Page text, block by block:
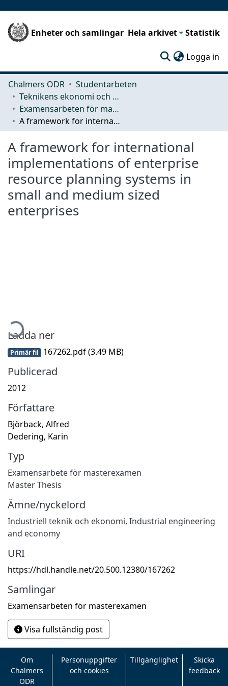
Enheter och samlingar Hela arkivet Statistik
Logga in
Chalmers ODR
Studentarbeten
Teknikens ekonomi och organisation
Examensarbeten för masterexamen
A framework for international implementations of enterprise resource planning systems in small and medium sized enterprises
A framework for international
implementations of enterprise
resource planning systems in
small and medium sized
enterprises
Ladda ner
Primär fil 167262.pdf(3.49 MB)
Publicerad
2012
Författare
Björback, Alfred
Dedering, Karin
Typ
Examensarbete för masterexamen
Master Thesis
Ämne/nyckelord
Industriell teknik och ekonomi, Industrial engineering
and economy
URI
https://hdl.handle.net/20.500.12380/167262
Samlingar
Examensarbeten för masterexamen
Visa fullständig post
Om
Chalmers
ODR
Personuppgifter
och cookies
Tillgänglighet
Skicka
feedback